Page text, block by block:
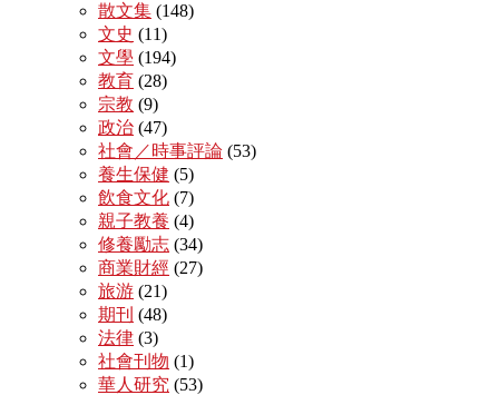
散文集 (148)
文史 (11)
文學 (194)
教育 (28)
宗教 (9)
政治 (47)
社會／時事評論 (53)
養生保健 (5)
飲食文化 (7)
親子教養 (4)
修養勵志 (34)
商業財經 (27)
旅游 (21)
期刊 (48)
法律 (3)
社會刊物 (1)
華人研究 (53)